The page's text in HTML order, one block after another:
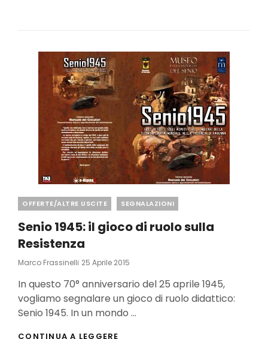
STAR
WARS
Categories
OFFERTE/ALTRE USCITE SEGNALAZIONI
Senio 1945: il gioco di ruolo sulla
Resistenza
Marco Frassinelli Posted
25 Aprile 2015
In questo 70° anniversario del 25 aprile 1945,
vogliamo segnalare un gioco di ruolo didattico:
Senio 1945. In un mondo …
CONTINUA A LEGGERE